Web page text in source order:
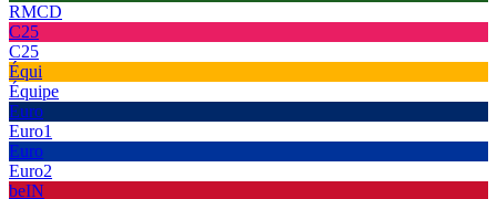
RMCD
C25
C25
Équi
Équipe
Euro
Euro1
Euro
Euro2
beIN